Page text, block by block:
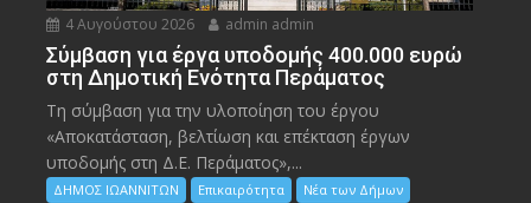
4 Αυγούστου 2026 admin admin
Σύμβαση για έργα υποδομής 400.000 ευρώ
στη Δημοτική Ενότητα Περάματος
Τη σύμβαση για την υλοποίηση του έργου
«Αποκατάσταση, βελτίωση και επέκταση έργων
υποδομής στη Δ.Ε. Περάματος»,...
ΔΗΜΟΣ ΙΩΑΝΝΙΤΩΝ Επικαιρότητα Νέα των Δήμων